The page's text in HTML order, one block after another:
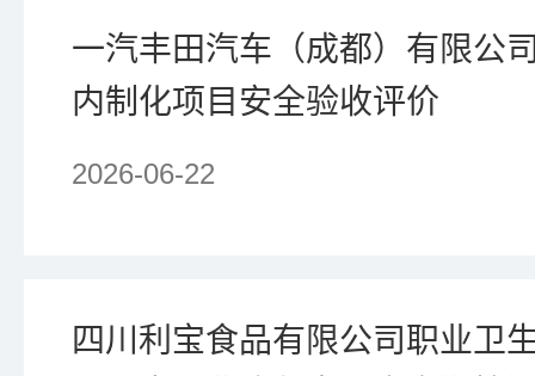
一汽丰田汽车（成都）有限公
内制化项目安全验收评价
2026-06-22
四川利宝食品有限公司职业卫